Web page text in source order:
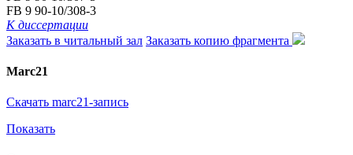
FB 9 90-10/308-3
К диссертации
Заказать в читальный зал Заказать копию фрагмента
Marc21
Скачать marc21-запись
Показать